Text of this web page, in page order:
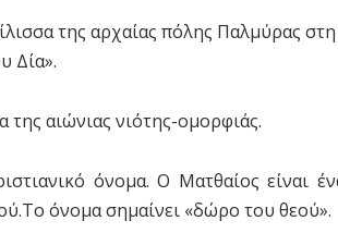
της αρχαίας πόλης Παλμύρας
Δία».
της αιώνιας νιότης-ομορφιάς.
όνομα. Ο Ματθαίος είναι
όνομα σημαίνει «δώρο του θεού».